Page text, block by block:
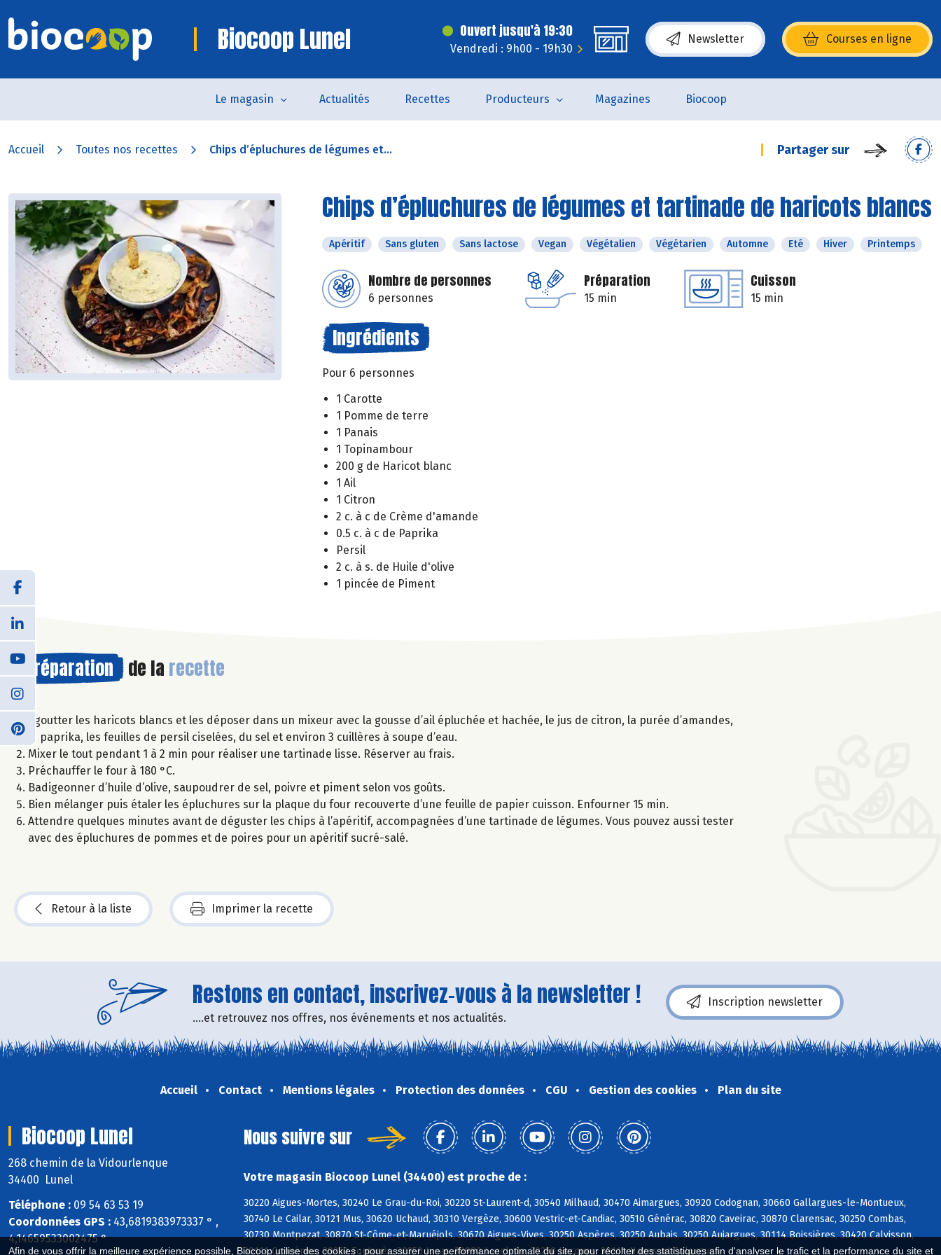
Afin de vous offrir la meilleure expérience possible, Biocoop utilise des cookies : pour assurer une performance optimale du site, pour récolter des statistiques afin d'analyser le trafic et la performance du site et
Biocoop Lunel Ouvert jusqu'à 19:30
Vendredi : 9h00 - 19h30
Newsletter Courses en ligne
(s’ouvre dans une nouvelle fenêtre)
Le magasin Actualités Recettes Producteurs Magazines Biocoop
Accueil Toutes nos recettes Chips d’épluchures de légumes et... Partager sur
Chips d’épluchures de légumes et tartinade de haricots blancs
Apéritif Sans gluten Sans lactose Vegan Végétalien Végétarien Automne Eté Hiver Printemps
Nombre de personnes
6 personnes
Préparation
15 min
Cuisson
15 min
Ingrédients
Pour 6 personnes
1 Carotte
1 Pomme de terre
1 Panais
1 Topinambour
200 g de Haricot blanc
1 Ail
1 Citron
2 c. à c de Crème d'amande
0.5 c. à c de Paprika
Persil
2 c. à s. de Huile d'olive
1 pincée de Piment
Préparation de la recette
Égoutter les haricots blancs et les déposer dans un mixeur avec la gousse d’ail épluchée et hachée, le jus de citron, la purée d’amandes,
le paprika, les feuilles de persil ciselées, du sel et environ 3 cuillères à soupe d’eau.
Mixer le tout pendant 1 à 2 min pour réaliser une tartinade lisse. Réserver au frais.
Préchauffer le four à 180 °C.
Badigeonner d’huile d’olive, saupoudrer de sel, poivre et piment selon vos goûts.
Bien mélanger puis étaler les épluchures sur la plaque du four recouverte d’une feuille de papier cuisson. Enfourner 15 min.
Attendre quelques minutes avant de déguster les chips à l’apéritif, accompagnées d’une tartinade de légumes. Vous pouvez aussi tester
avec des épluchures de pommes et de poires pour un apéritif sucré-salé.
Retour à la liste Imprimer la recette
Restons en contact, inscrivez-vous à la newsletter !
....et retrouvez nos offres, nos événements et nos actualités.
Inscription newsletter
Accueil Contact Mentions légales Protection des données CGU Gestion des cookies Plan du site
Biocoop Lunel
268 chemin de la Vidourlenque
34400 Lunel
Téléphone : 09 54 63 53 19
Coordonnées GPS : 43,6819383973337 ° ,
4,14659533002475 °
Nous suivre sur
Votre magasin Biocoop Lunel (34400) est proche de :
30220 Aigues-Mortes, 30240 Le Grau-du-Roi, 30220 St-Laurent-d, 30540 Milhaud, 30470 Aimargues, 30920 Codognan, 30660 Gallargues-le-Montueux,
30740 Le Cailar, 30121 Mus, 30620 Uchaud, 30310 Vergèze, 30600 Vestric-et-Candiac, 30510 Générac, 30820 Caveirac, 30870 Clarensac, 30250 Combas,
30730 Montpezat, 30870 St-Côme-et-Maruéjols, 30670 Aigues-Vives, 30250 Aspères, 30250 Aubais, 30250 Aujargues, 30114 Boissières, 30420 Calvisson,
30111 Congénies, 30250 Fontanès, 30250 Junas, 30980 Langlade, 30250 Lecques, 30114 Nages-et-Solorgues